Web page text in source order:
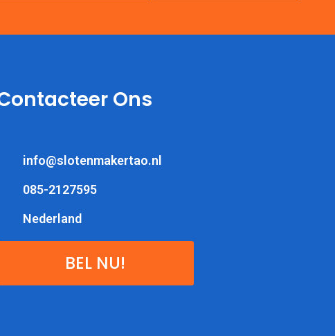
Ons
info@slotenmakertao.nl
085-2127595
Nederland
BEL NU!